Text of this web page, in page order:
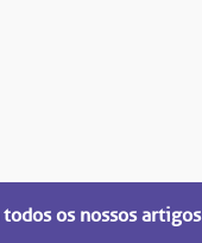
os nossos artigos